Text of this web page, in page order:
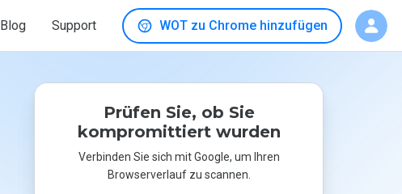
Blog Support WOT zu Chrome hinzufügen
Prüfen Sie, ob Sie
kompromittiert wurden
Verbinden Sie sich mit Google, um Ihren
Browserverlauf zu scannen.